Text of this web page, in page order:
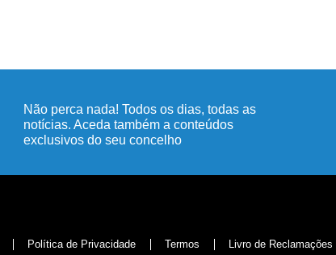
Não perca nada! Todos os dias, todas as
notícias. Aceda também a conteúdos
exclusivos do seu concelho
Política de Privacidade Termos Livro de Reclamações